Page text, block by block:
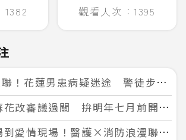
觀看人次：1395
蓮男患病疑迷途 警徒步百米急尋救回一命
過關 拚明年七月前開工！台北花蓮2小時生活圈成形
現場！醫護×消防浪漫聯誼 32人配對成功5對